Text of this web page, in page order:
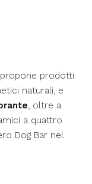
propone prodotti
naturali, e
, oltre a
a quattro
Dog Bar nel